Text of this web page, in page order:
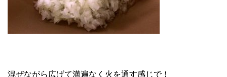
混ぜながら広げて満遍なく火を通す感じで！